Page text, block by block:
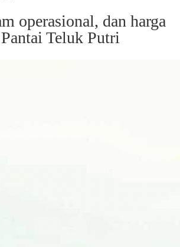
operasional, dan harga
Teluk Putri